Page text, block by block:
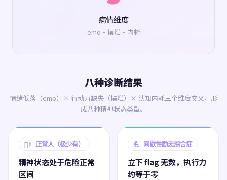
病情维度
emo·摆烂·内耗
八种诊断结果
情绪低落（emo）× 行动力缺失（摆烂）× 认知内耗三个维度交叉，形
成八种精神状态类型。
🧑‍⚕️ 正常人（极少有）
精神状态处于危险正常
区间
💪 间歇性励志综合症
立下 flag 无数，执行力
约等于零